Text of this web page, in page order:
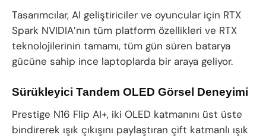
Tasarımcılar, AI geliştiriciler ve oyuncular için RTX
Spark NVIDIA’nın tüm platform özellikleri ve RTX
teknolojilerinin tamamı, tüm gün süren batarya
gücüne sahip ince laptoplarda bir araya geliyor.
Sürükleyici Tandem OLED Görsel Deneyimi
Prestige N16 Flip AI+, iki OLED katmanını üst üste
bindirerek ışık çıkışını paylaştıran çift katmanlı ışık